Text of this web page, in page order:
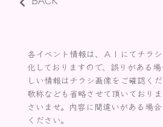
各イベント情報は、ＡＩにてチラ
化しておりますので、誤りがある
しい情報はチラシ画像をご確認くだ
敬称なども省略させて頂いており
さいませ。内容に間違いがある場合
ください。